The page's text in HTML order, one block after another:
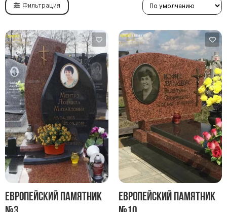
Участникам СВО
Памятники из гранита
Памятники из мрамора
Элитные памятники
Резные памятники
Мемориальные комплексы
Памятники с полноформатным фото
Склеп
Фильтрация
Европейский памятник
Европейский памятник